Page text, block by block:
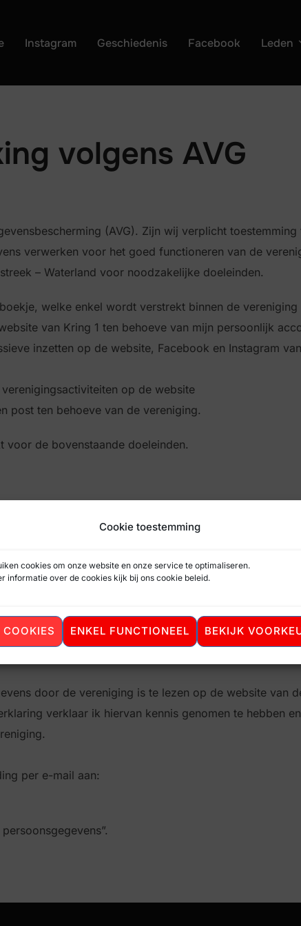
Cookie toestemming
cookies om onze website en onze service te optimaliseren.
informatie over de cookies kijk bij ons cookie beleid.
COOKIES ENKEL FUNCTIONEEL BEKIJK
Instagram Geschiedenis Facebook Leden
volgens AVG
(AVG). Zijn wij verplicht
verwerken voor het goed functioneren van de
– Waterland voor noodzakelijke doeleinden.
welke enkel wordt verstrekt binnen de vereniging
van Kring 1 ten behoeve van mijn persoonlijk
inzetten op de website, Facebook en Instagram
op de website
post ten behoeve van de vereniging.
voor de bovenstaande doeleinden.
in de AVG tocht verwerkt worden zonder uw
opgave van reden. Het intrekken van de
genoemde doelen zal de vereniging de gegevens
door de vereniging is te lezen op de website van
verklaar ik hiervan kennis genomen te hebben
per e-mail aan: